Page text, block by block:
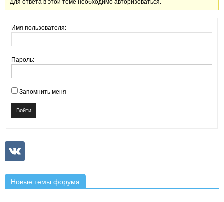
Для ответа в этой теме необходимо авторизоваться.
Имя пользователя:
Пароль:
Запомнить меня
Войти
Новые темы форума